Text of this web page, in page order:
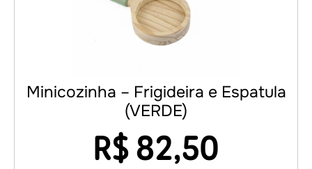
Minicozinha – Frigideira e Espatula
(VERDE)
R$82,50